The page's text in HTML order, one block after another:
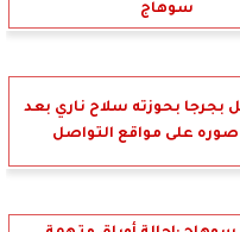
سوهاج
بحوزته سلاح ناري بعد
صوره على مواقع التواصل